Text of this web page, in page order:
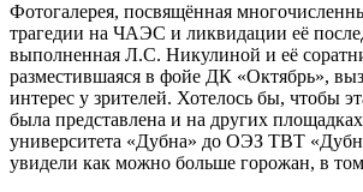
Фотогалерея, посвящённая
трагедии на ЧАЭС и ликвидации её
выполненная Л.С. Никулиной и её
разместившаяся в фойе ДК «Октябрь»,
интерес у зрителей. Хотелось бы, чтобы
была представлена и на других
университета «Дубна» до ОЭЗ ТВТ
увидели как можно больше горожан, в